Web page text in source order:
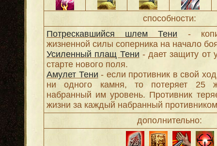
способности:
Потрескавшийся шлем Тени -
жизненной силы соперника на начало
Усиленный плащ Тени - дает защиту от
старте нового поля.
Амулет Тени - если противник в свой
ни одного камня, то потеряет 25
набранный им уровень. Противник
жизни за каждый набранный
дополнительно: